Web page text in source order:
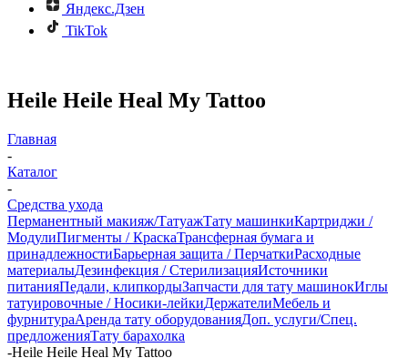
Яндекс.Дзен
TikTok
Heile Heile Heal My Tattoo
Главная
-
Каталог
-
Средства ухода
Перманентный макияж/ТатуажТату машинкиКартриджи /
МодулиПигменты / КраскаТрансферная бумага и
принадлежностиБарьерная защита / ПерчаткиРасходные
материалыДезинфекция / СтерилизацияИсточники
питанияПедали, клипкордыЗапчасти для тату машинокИглы
татуировочные / Носики-лейкиДержателиМебель и
фурнитураАренда тату оборудованияДоп. услуги/Спец.
предложенияТату барахолка
-Heile Heile Heal My Tattoo